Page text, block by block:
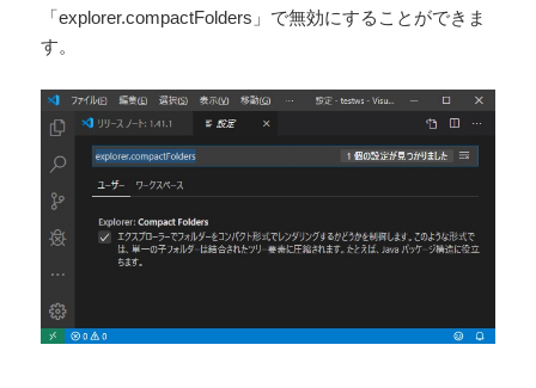
「explorer.compactFolders」で無効にすることができま
す。